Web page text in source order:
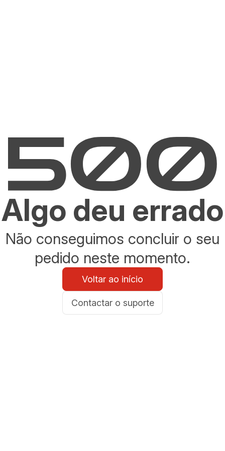
Algo deu errado
Não conseguimos concluir o seu
pedido neste momento.
Voltar ao início
Contactar o suporte